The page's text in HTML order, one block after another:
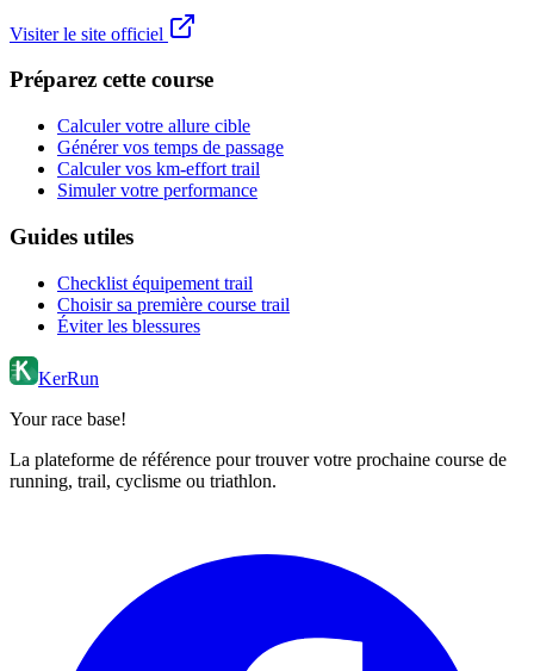
Visiter le site officiel
Préparez cette course
Calculer votre allure cible
Générer vos temps de passage
Calculer vos km-effort trail
Simuler votre performance
Guides utiles
Checklist équipement trail
Choisir sa première course trail
Éviter les blessures
KerRun
Your race base!
La plateforme de référence pour trouver votre prochaine course de
running, trail, cyclisme ou triathlon.